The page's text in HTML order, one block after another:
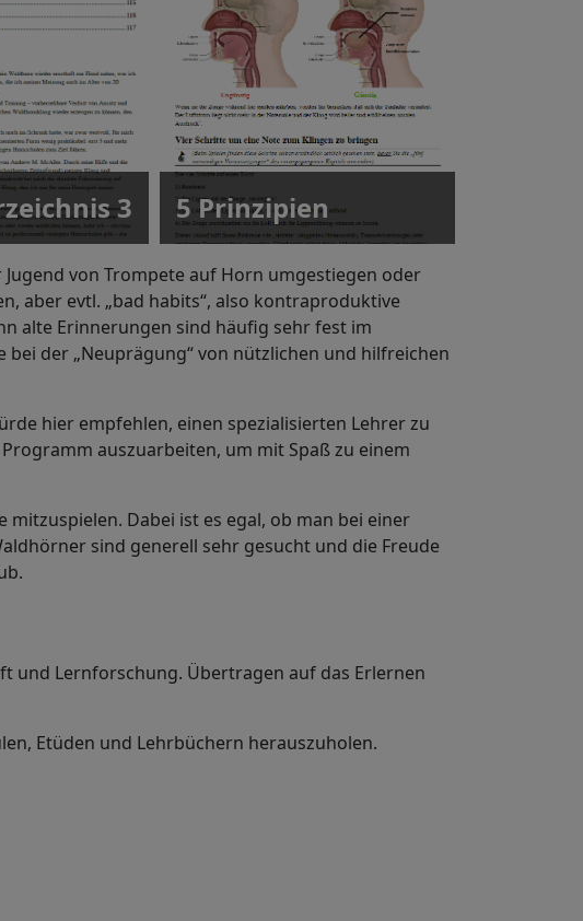
3 5 Prinzipien
von Trompete auf Horn umgestiegen oder
aber evtl. „bad habits“, also kontraproduktive
alte Erinnerungen sind häufig sehr fest im
der „Neuprägung“ von nützlichen und hilfreichen
hier empfehlen, einen spezialisierten Lehrer zu
auszuarbeiten, um mit Spaß zu einem
Dabei ist es egal, ob man bei einer
sind generell sehr gesucht und die Freude
und Lernforschung. Übertragen auf das Erlernen
Etüden und Lehrbüchern herauszuholen.